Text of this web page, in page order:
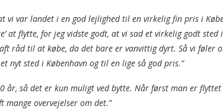
vi var landet i en god lejlighed til en virkelig fin pris i
at flytte, for jeg vidste godt, at vi sad et virkelig godt
råd til at købe, da det bare er vanvittig dyrt. Så vi føler
nyt sted i København og til en lige så god pris.“
år, så det er kun muligt ved bytte. Når først man er
overvejelser om det.”